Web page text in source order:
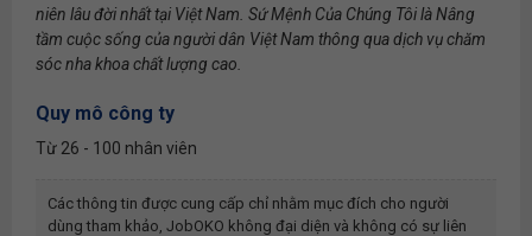
niên lâu đời nhất tại Việt Nam. Sứ Mệnh Của Chúng Tôi là Nâng
tầm cuộc sống của người dân Việt Nam thông qua dịch vụ chăm
sóc nha khoa chất lượng cao.
Quy mô công ty
Từ 26 - 100 nhân viên
Các thông tin được cung cấp chỉ nhằm mục đích cho người
dùng tham khảo, JobOKO không đại diện và không có sự liên